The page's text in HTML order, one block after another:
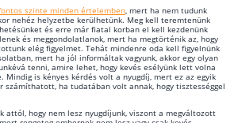
szinte minden értelemben, mert ha nem tudunk
nehéz helyzetbe kerülhetünk. Meg kell teremtenünk
és erre már fiatal korban el kell kezdenünk
és meggondolatlanok, mert ha megtörténik az, hogy
elég figyelmet. Tehát mindenre oda kell figyelnünk
mert ha jól informáltak vagyunk, akkor egy olyan
tenni, amire lehet, hogy kevés esélyünk lett volna
Mindig is kényes kérdés volt a nyugdíj, mert ez az egyik
számíthatott, ha tudatában volt annak, hogy tisztességgel
attól, hogy nem lesz nyugdíjunk, viszont a megváltozott